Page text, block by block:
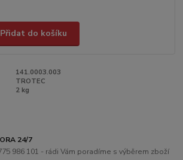
Přidat do košíku
141.0003.003
TROTEC
2 kg
24/7
986 101 - rádi Vám poradíme s výběrem zboží